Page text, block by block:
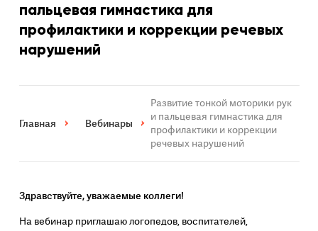
пальцевая гимнастика для
профилактики и коррекции речевых
нарушений
Главная Вебинары
Развитие тонкой моторики рук
и пальцевая гимнастика для
профилактики и коррекции
речевых нарушений
Здравствуйте, уважаемые коллеги!
На вебинар приглашаю логопедов, воспитателей,